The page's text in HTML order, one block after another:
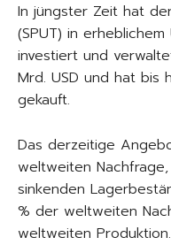
In jüngster Zeit hat
(SPUT) in
investiert und
Mrd. USD und hat bis
gekauft.
Das derzeitige
weltweiten
sinkenden
% der weltweiten
weltweiten Produktion.